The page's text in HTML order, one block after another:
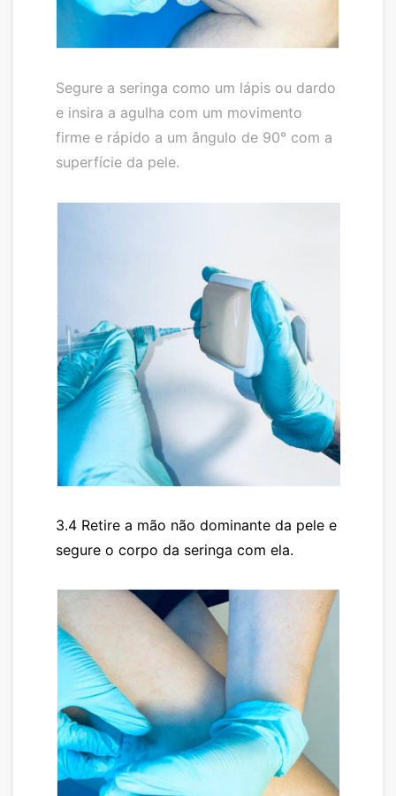
Segure a seringa como um lápis ou dardo
e insira a agulha com um movimento
firme e rápido a um ângulo de 90° com a
superfície da pele.
3.4 Retire a mão não dominante da pele e
segure o corpo da seringa com ela.